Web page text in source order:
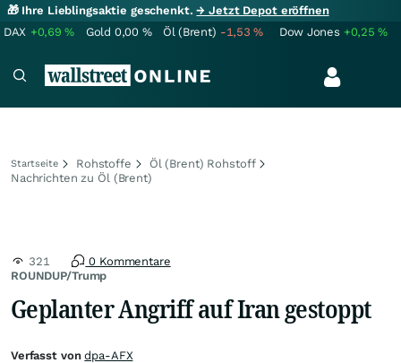
🎁 Ihre Lieblingsaktie geschenkt.→ Jetzt Depot eröffnen
DAX +0,69% Gold 0,00 % Öl (Brent) -1,53% Dow Jones +0,25%
Startseite Rohstoffe
Öl (Brent) Rohstoff
Nachrichten zu Öl (Brent)
ROUNDUP/Trump
321 0 Kommentare
Geplanter Angriff auf Iran gestoppt
Verfasst vondpa-AFX